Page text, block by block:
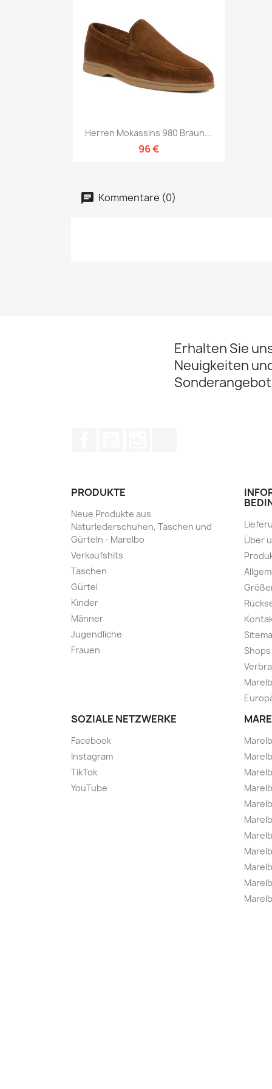
Vorschau
Herren Mokassins 980 Braun...
96 €
Kommentare (0)
Erhalten Sie
Neuigkeiten
PRODUKTE
Neue Produkte aus
Naturlederschuhen, Taschen und
Gürteln - Marelbo
Verkaufshits
Taschen
Gürtel
Kinder
Männer
Jugendliche
Frauen
Über
Shops
SOZIALE NETZWERKE
Facebook
Instagram
TikTok
YouTube